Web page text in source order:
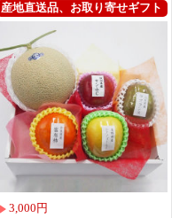
産地直送品、お取り寄せギフト
3,000円